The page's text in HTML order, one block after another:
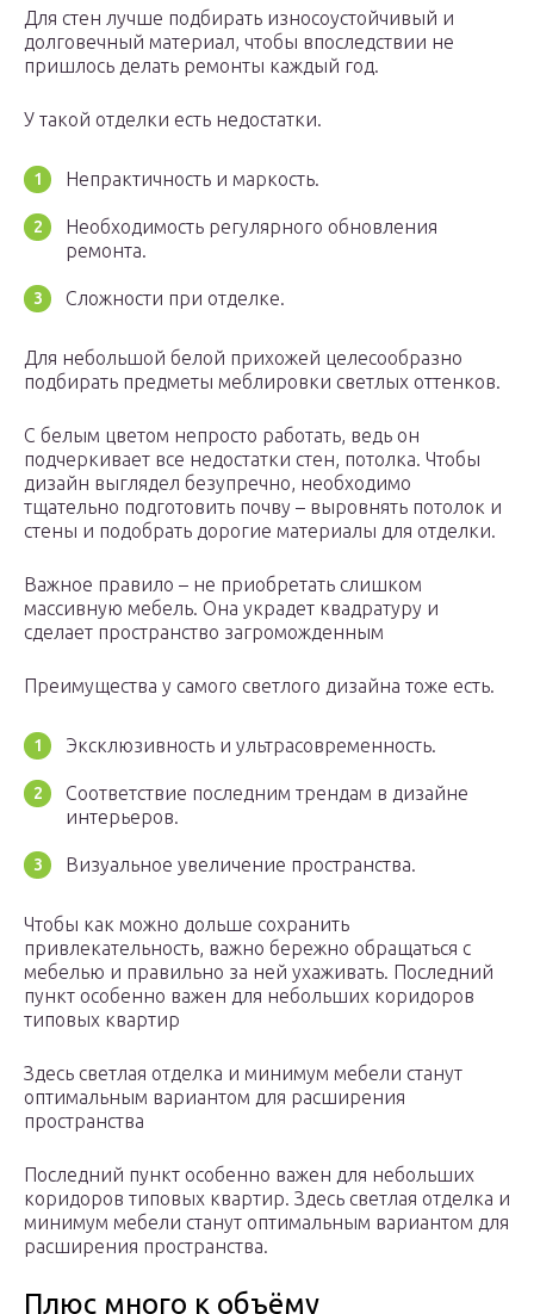
Для стен лучше подбирать износоустойчивый и
долговечный материал, чтобы впоследствии не
пришлось делать ремонты каждый год.
У такой отделки есть недостатки.
Непрактичность и маркость.
Необходимость регулярного обновления
ремонта.
Сложности при отделке.
Для небольшой белой прихожей целесообразно
подбирать предметы меблировки светлых оттенков.
С белым цветом непросто работать, ведь он
подчеркивает все недостатки стен, потолка. Чтобы
дизайн выглядел безупречно, необходимо
тщательно подготовить почву – выровнять потолок и
стены и подобрать дорогие материалы для отделки.
Важное правило – не приобретать слишком
массивную мебель. Она украдет квадратуру и
сделает пространство загроможденным
Преимущества у самого светлого дизайна тоже есть.
Эксклюзивность и ультрасовременность.
Соответствие последним трендам в дизайне
интерьеров.
Визуальное увеличение пространства.
Чтобы как можно дольше сохранить
привлекательность, важно бережно обращаться с
мебелью и правильно за ней ухаживать. Последний
пункт особенно важен для небольших коридоров
типовых квартир
Здесь светлая отделка и минимум мебели станут
оптимальным вариантом для расширения
пространства
Последний пункт особенно важен для небольших
коридоров типовых квартир. Здесь светлая отделка и
минимум мебели станут оптимальным вариантом для
расширения пространства.
Плюс много к объёму